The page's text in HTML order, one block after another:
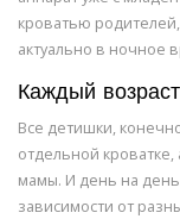
кроватью
актуально в ночное
Каждый
Все детишки,
отдельной
мамы. И день на день
зависимости от